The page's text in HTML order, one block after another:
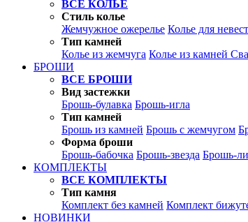
ВСЕ КОЛЬЕ
Стиль колье
Жемчужное ожерелье Колье для
Тип камней
Колье из жемчуга Колье из камней
БРОШИ
ВСЕ БРОШИ
Вид застежки
Брошь-булавка Брошь-игла
Тип камней
Брошь из камней Брошь с жемчугом
Форма броши
Брошь-бабочка Брошь-звезда Брошь-
КОМПЛЕКТЫ
ВСЕ КОМПЛЕКТЫ
Тип камня
Комплект без камней Комплект
НОВИНКИ